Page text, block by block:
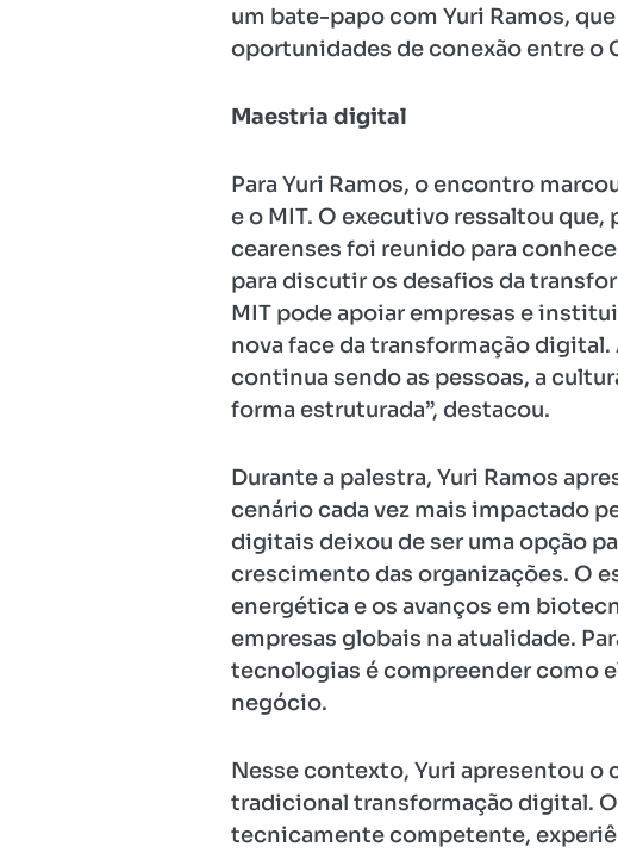
um bate-papo com Yuri Ramos,
oportunidades de conexão entre o
Maestria digital
Para Yuri Ramos, o encontro
e o MIT. O executivo ressaltou
cearenses foi reunido para
para discutir os desafios da
MIT pode apoiar empresas e
nova face da transformação
continua sendo as pessoas, a
forma estruturada”, destacou.
Durante a palestra, Yuri Ramos
cenário cada vez mais impactado
digitais deixou de ser uma opção
crescimento das organizações. O
energética e os avanços em
empresas globais na atualidade.
tecnologias é compreender como
negócio.
Nesse contexto, Yuri apresentou o
tradicional transformação digital.
tecnicamente competente,